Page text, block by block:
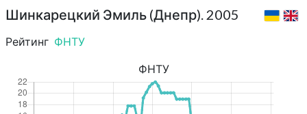
Шинкарецкий Эмиль (Днепр). 2005
Рейтинг ФНТУ
ФНТУ